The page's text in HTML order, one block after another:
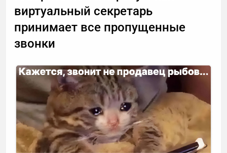
виртуальный секретарь
принимает все пропущенные
звонки